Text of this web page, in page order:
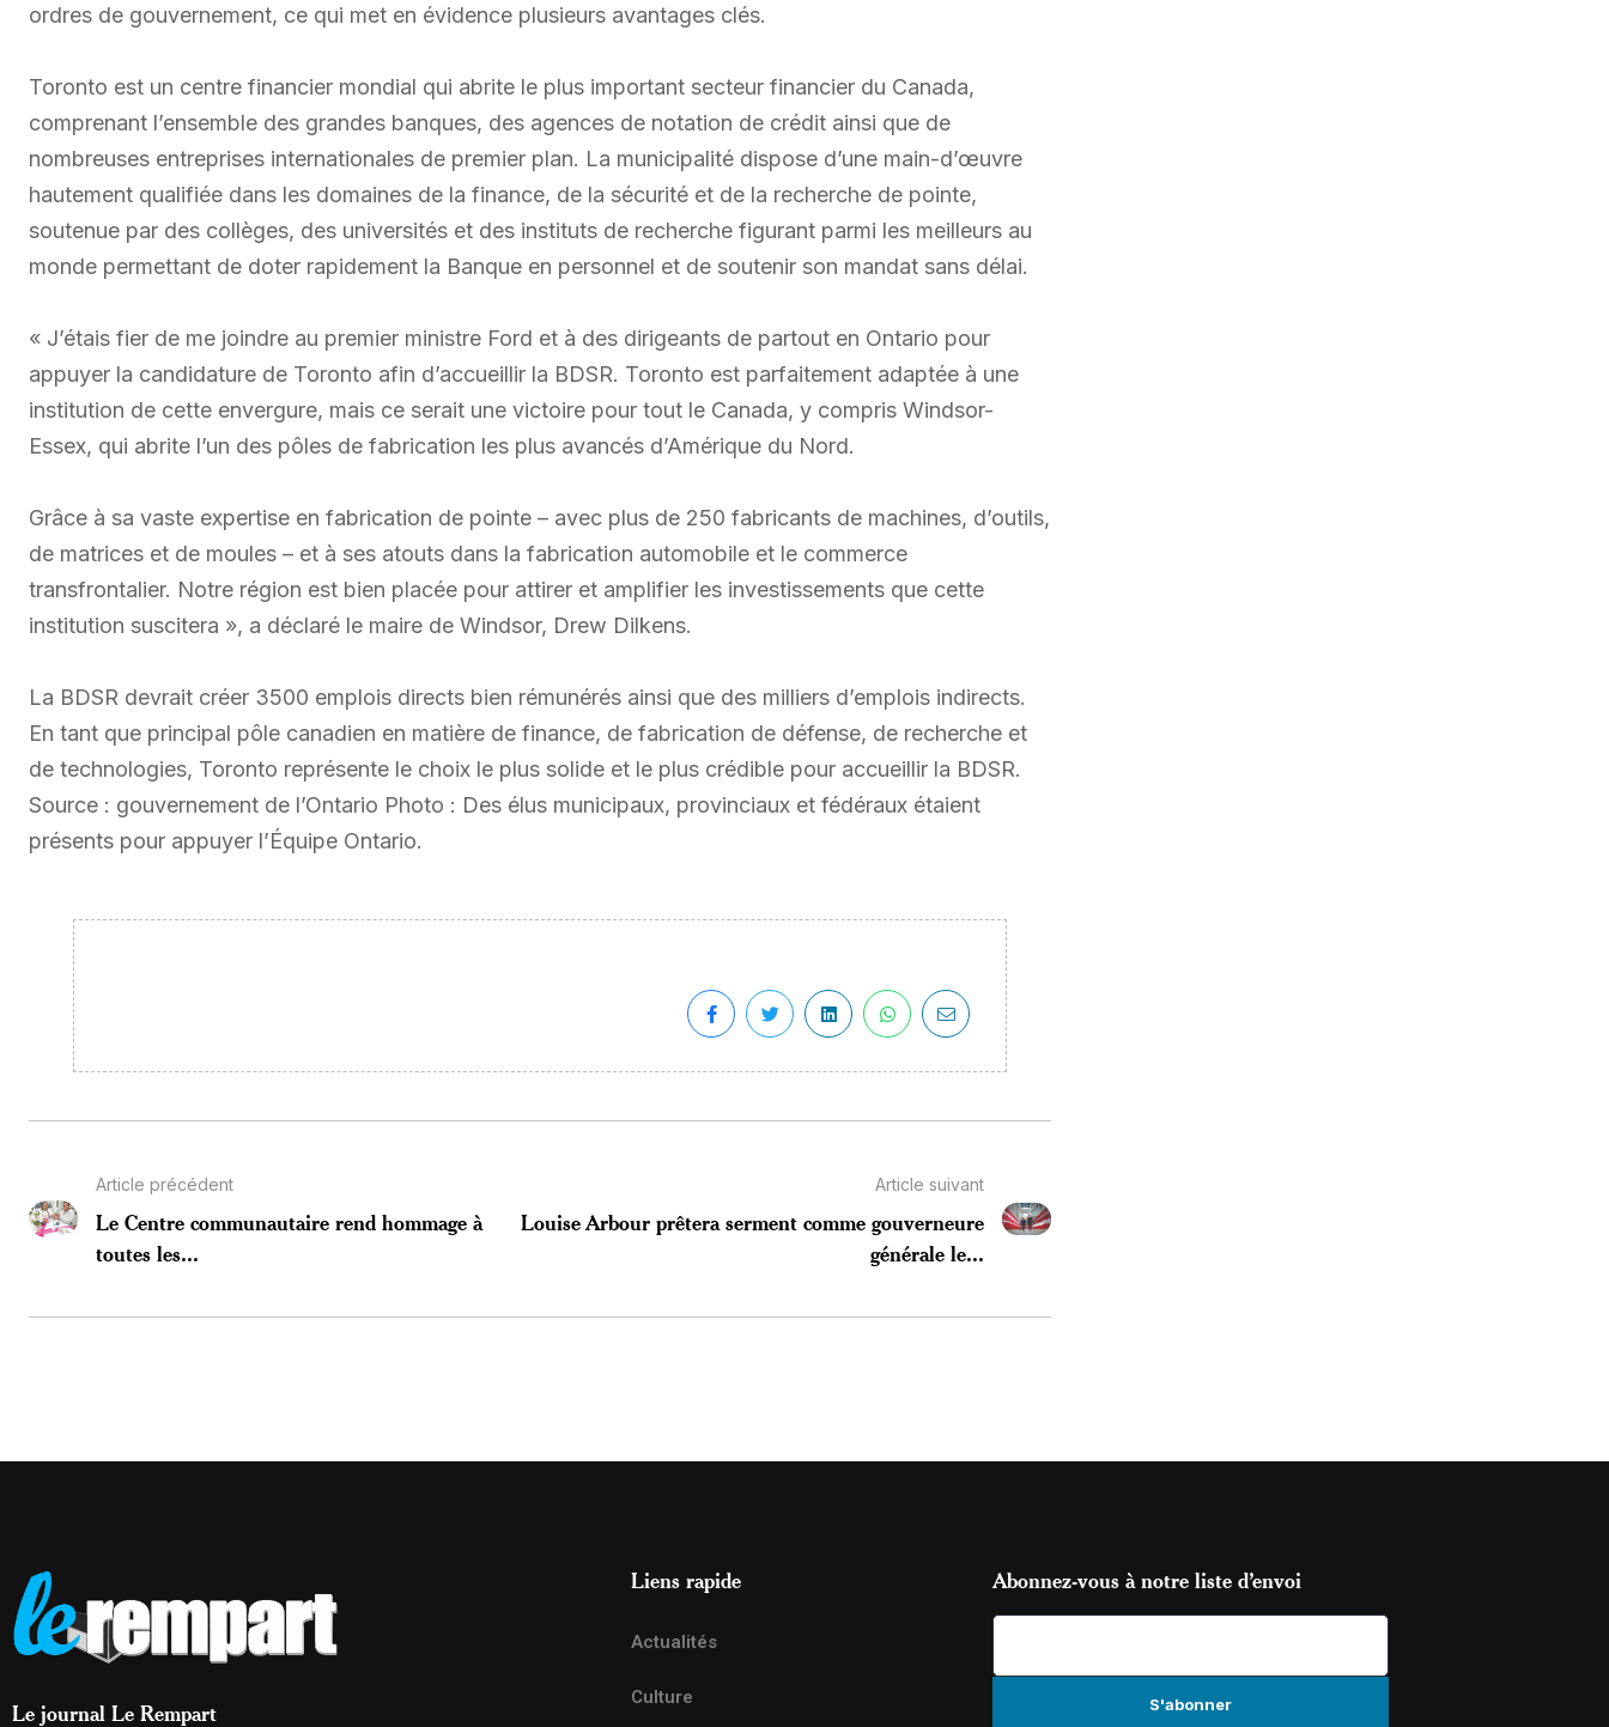
ordres de gouvernement, ce qui met en évidence plusieurs avantages clés.
Toronto est un centre financier mondial qui abrite le plus important secteur financier du Canada,
comprenant l’ensemble des grandes banques, des agences de notation de crédit ainsi que de
nombreuses entreprises internationales de premier plan. La municipalité dispose d’une main-d’œuvre
hautement qualifiée dans les domaines de la finance, de la sécurité et de la recherche de pointe,
soutenue par des collèges, des universités et des instituts de recherche figurant parmi les meilleurs au
monde permettant de doter rapidement la Banque en personnel et de soutenir son mandat sans délai.
« J’étais fier de me joindre au premier ministre Ford et à des dirigeants de partout en Ontario pour
appuyer la candidature de Toronto afin d’accueillir la BDSR. Toronto est parfaitement adaptée à une
institution de cette envergure, mais ce serait une victoire pour tout le Canada, y compris Windsor-
Essex, qui abrite l’un des pôles de fabrication les plus avancés d’Amérique du Nord.
Grâce à sa vaste expertise en fabrication de pointe – avec plus de 250 fabricants de machines, d’outils,
de matrices et de moules – et à ses atouts dans la fabrication automobile et le commerce
transfrontalier. Notre région est bien placée pour attirer et amplifier les investissements que cette
institution suscitera », a déclaré le maire de Windsor, Drew Dilkens.
La BDSR devrait créer 3500 emplois directs bien rémunérés ainsi que des milliers d’emplois indirects.
En tant que principal pôle canadien en matière de finance, de fabrication de défense, de recherche et
de technologies, Toronto représente le choix le plus solide et le plus crédible pour accueillir la BDSR.
Source : gouvernement de l’Ontario Photo : Des élus municipaux, provinciaux et fédéraux étaient
présents pour appuyer l’Équipe Ontario.
Article précédent
Le Centre communautaire rend hommage à
toutes les...
Article suivant
Louise Arbour prêtera serment comme gouverneure
générale le...
Le journal Le Rempart
Liens rapide
Actualités
Culture
Abonnez-vous à notre liste d’envoi